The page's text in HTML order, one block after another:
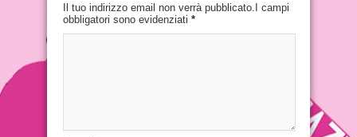
Il tuo indirizzo email non verrà pubblicato.I campi
obbligatori sono evidenziati *